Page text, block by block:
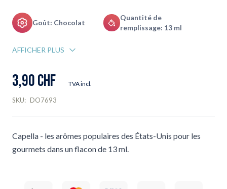
Goût: Chocolat
Quantité de
remplissage: 13 ml
AFFICHER PLUS
3,90 CHF TVA incl.
SKU: DO7693
Capella - les arômes populaires des États-Unis pour les
gourmets dans un flacon de 13 ml.